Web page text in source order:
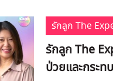
รักลูก The
รักลูก The
ป่วยและกระ